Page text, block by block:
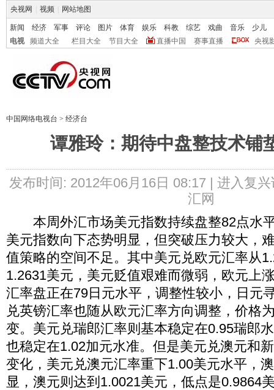
央视网 视频 网站地图
新闻 经济 军事 评论 图片 体育 娱乐 科教 综艺 戏曲 音乐
少儿
电视
频道大全 栏目大全 节目大全 直播中国 赛事直播 央视
中国网络电视台 > 经济台
谭雅玲：期待中盘整技术铺
发布时间: 2012年06月16日 08:17 | 进入复兴
汇网
本周外汇市场美元指数持续盘整82点水
美元指数向下态势明显，但突破压力较大，
值策略的空间不足。其中美元兑欧元汇率从
1.2631美元，美元贬值艰难而微弱，欧元上
汇率盘正在79日元水平，调整性较小，日元
兑英镑汇率也随从欧元汇率方向调整，价格
变。美元兑瑞郎汇率则基本稳定在0.95瑞郎
也稳定在1.02加元水准。但是美元兑澳元和
变化，美元兑澳元汇率重下1.00美元水平，
显，澳元则达到1.0021美元，低点是0.9864